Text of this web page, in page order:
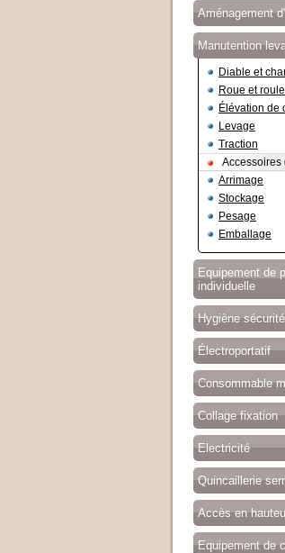
Aménagement
Manutention
Diable et
Roue et
Élévation de
Levage
Traction
Accessoires
Arrimage
Stockage
Pesage
Emballage
Equipement de
individuelle
Hygiène sécurité
Électroportatif
Consommable
Collage fixation
Electricité
Quincaillerie
Accès en
Equipement de